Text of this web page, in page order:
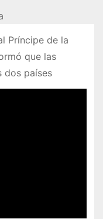
Príncipe de la
que las
dos países